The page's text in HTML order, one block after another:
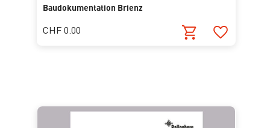
Baudokumentation Brienz
CHF 0.00